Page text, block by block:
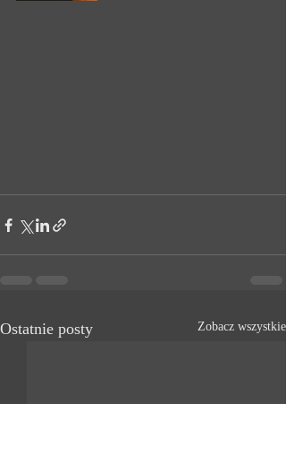
Ostatnie posty Zobacz wszystkie